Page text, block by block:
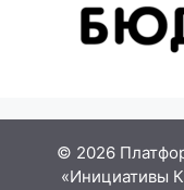
© 2026
«Инициативы